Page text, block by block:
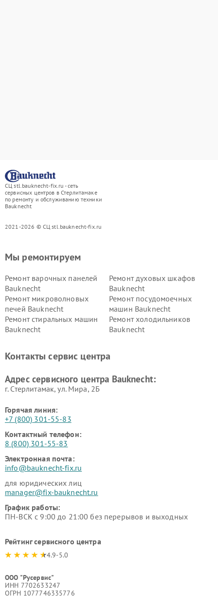
СЦ stl.bauknecht-fix.ru - сеть
сервисных центров в Стерлитамаке
по ремонту и обслуживанию техники
Bauknecht
2021-2026 © СЦ stl.bauknecht-fix.ru
Мы ремонтируем
Ремонт варочных панелей
Bauknecht
Ремонт духовых шкафов
Bauknecht
Ремонт микроволновых
печей Bauknecht
Ремонт посудомоечных
машин Bauknecht
Ремонт стиральных машин
Bauknecht
Ремонт холодильников
Bauknecht
Контакты сервис центра
Адрес сервисного центра Bauknecht:
г. Стерлитамак, ул. Мира, 2Б
Горячая линия:
+7 (800) 301-55-83
Контактный телефон:
8 (800) 301-55-83
Электронная почта:
info@bauknecht-fix.ru
для юридических лиц
manager@fix-bauknecht.ru
График работы:
ПН-ВСК с 9:00 до 21:00 без перерывов и выходных
Рейтинг сервисного центра
4.9-5.0
ООО "Русервис"
ИНН 7702633247
ОГРН 1077746335776